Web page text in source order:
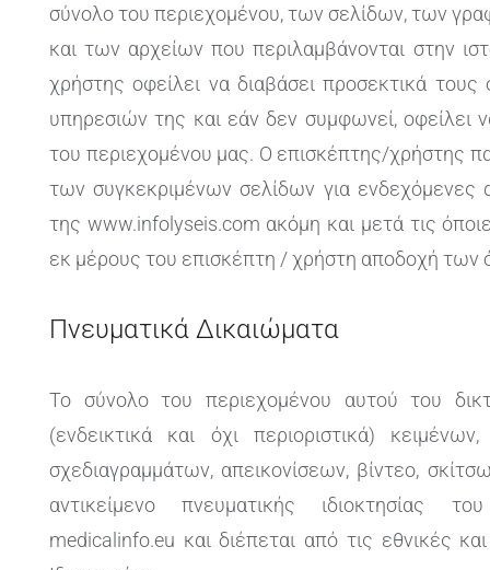
σύνολο του περιεχομένου, των σελίδων, των
και των αρχείων που περιλαμβάνονται στην
χρήστης οφείλει να διαβάσει προσεκτικά
υπηρεσιών της και εάν δεν συμφωνεί, οφείλει
του περιεχομένου μας. Ο επισκέπτης/χρήστης
των συγκεκριμένων σελίδων για
της www.infolyseis.com ακόμη και μετά τις
εκ μέρους του επισκέπτη / χρήστη αποδοχή
Πνευματικά Δικαιώματα
Το σύνολο του περιεχομένου αυτού του
(ενδεικτικά και όχι περιοριστικά)
σχεδιαγραμμάτων, απεικονίσεων, βίντεο,
αντικείμενο πνευματικής ιδιοκτησίας
medicalinfo.eu και διέπεται από τις εθνικές